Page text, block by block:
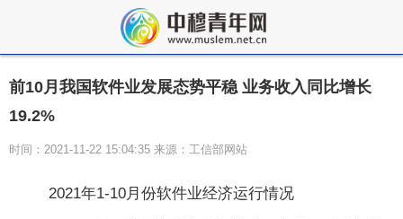
前10月我国软件业发展态势平稳 业务收入同比增长
19.2%
时间：2021-11-22 15:04:35 来源：工信部网站
2021年1-10月份软件业经济运行情况